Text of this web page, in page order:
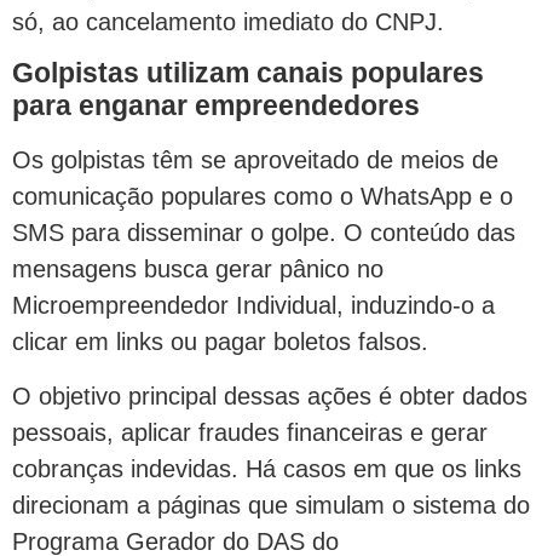
só, ao cancelamento imediato do CNPJ.
Golpistas utilizam canais populares
para enganar empreendedores
Os golpistas têm se aproveitado de meios de
comunicação populares como o WhatsApp e o
SMS para disseminar o golpe. O conteúdo das
mensagens busca gerar pânico no
Microempreendedor Individual, induzindo-o a
clicar em links ou pagar boletos falsos.
O objetivo principal dessas ações é obter dados
pessoais, aplicar fraudes financeiras e gerar
cobranças indevidas. Há casos em que os links
direcionam a páginas que simulam o sistema do
Programa Gerador do DAS do